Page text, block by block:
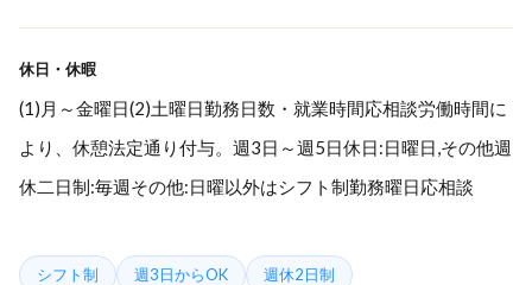
休日・休暇
(1)月～金曜日(2)土曜日勤務日数・就業時間応相談労働時間に
より、休憩法定通り付与。週3日～週5日休日:日曜日,その他週
休二日制:毎週その他:日曜以外はシフト制勤務曜日応相談
シフト制 週3日からOK 週休2日制